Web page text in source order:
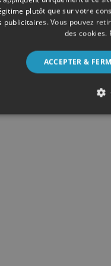
plutôt que sur votre
publicitaires. Vous pouvez
des cookies.
ACCEPTER &